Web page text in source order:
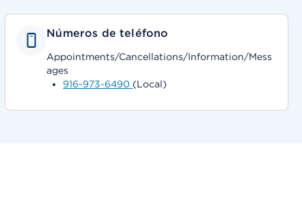
Números de teléfono
Appointments/Cancellations/Information/Mess
ages
916-973-6490 (Local)